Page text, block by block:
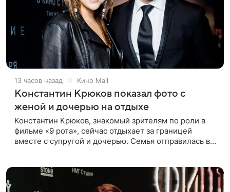
13 часов назад Кино Mail
Константин Крюков показал фото с
женой и дочерью на отдыхе
Константин Крюков, знакомый зрителям по роли в
фильме «9 рота», сейчас отдыхает за границей
вместе с супругой и дочерью. Семья отправилась в